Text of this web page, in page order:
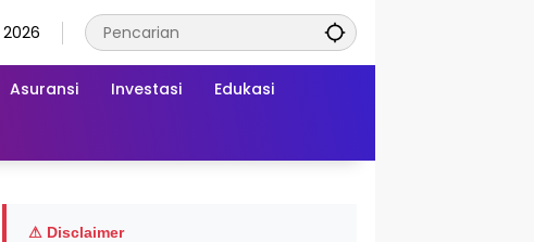
Asuransi Investasi Edukasi
⚠ Disclaimer